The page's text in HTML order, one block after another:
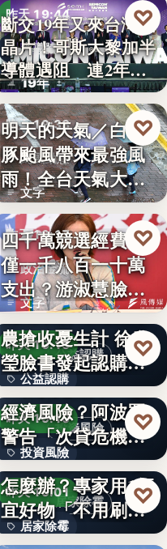
50%
昨天 19:44
半導體
19年
斷交19年又來台灣找
晶片！哥斯大黎加半
導體遇阻 連2年
參…
♡
昨天 19:38
颱風動態
文字
明天的天氣／白海
豚颱風帶來最強風
雨！全台天氣大轉
變「豪雨…
♡
昨天 19:17
政治金流
文字
四千萬競選經費，
僅一千八百一十萬
支出？游淑慧臉書
追問鄭：…
♡
公益認購
昨天 19:15
公益認購
文字
颱風來襲 五峰鄉果
農搶收憂生計 徐欣
瑩臉書發起認購水
梨行…
♡
投資風險
昨天 19:10
投資風險
文字
AI投資恐成下一個
經濟風險？阿波羅
警告「次貸危機
式」逆轉…
♡
居家除霉
昨天 19:01
居家除霉
牆壁反覆潮濕發霉
怎麼辦？專家用1便
宜好物「不用刷清
除陳年…
♡